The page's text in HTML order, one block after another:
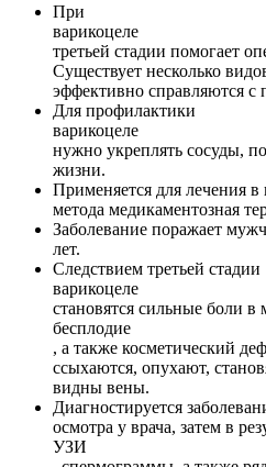
При
варикоцеле
третьей стадии помогает
Существует несколько
эффективно справляются с
Для профилактики
варикоцеле
нужно укреплять сосуды,
жизни.
Применяется для лечения в
метода медикаментозная
Заболевание поражает
лет.
Следствием третьей стадии
варикоцеле
становятся сильные боли в
бесплодие
, а также косметический
ссыхаются, опухают,
видны вены.
Диагностируется
осмотра у врача, затем в
УЗИ